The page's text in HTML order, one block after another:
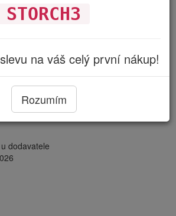
filtru SL
1700 (694133)
dodavatele
STORCH3
na váš celý první nákup!
Rozumím